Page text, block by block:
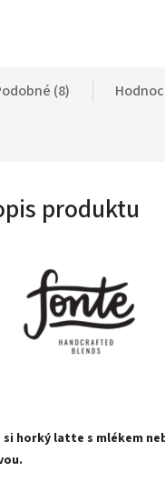
(8)
produktu
horký latte s mlékem